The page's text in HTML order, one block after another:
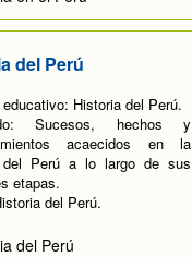
del Perú
Historia del Perú.
Sucesos, hechos y
acaecidos en la
del Perú a lo largo de sus
etapas.
del Perú.
del Perú